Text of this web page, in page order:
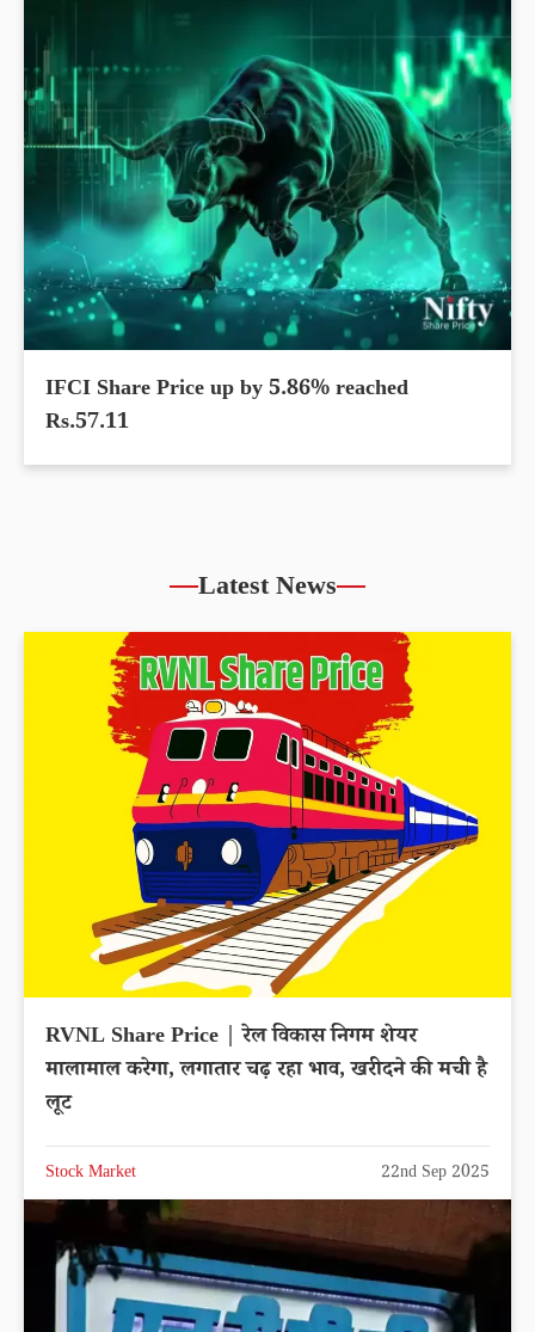
IFCI Share Price up by 5.86% reached
Rs.57.11
Latest News
RVNL Share Price | रेल विकास निगम शेयर
मालामाल करेगा, लगातार चढ़ रहा भाव, खरीदने की मची है
लूट
Stock Market 22nd Sep 2025